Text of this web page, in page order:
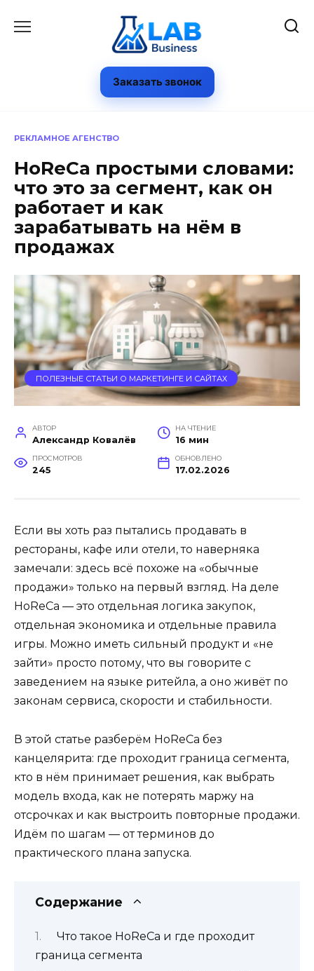
Заказать звонок
РЕКЛАМНОЕ АГЕНСТВО
HoReCa простыми словами:
что это за сегмент, как он
работает и как
зарабатывать на нём в
продажах
ПОЛЕЗНЫЕ СТАТЬИ О МАРКЕТИНГЕ И САЙТАХ
АВТОР
Александр Ковалёв
НА ЧТЕНИЕ
16 мин
ПРОСМОТРОВ
245
ОБНОВЛЕНО
17.02.2026
Если вы хоть раз пытались продавать в
рестораны, кафе или отели, то наверняка
замечали: здесь всё похоже на «обычные
продажи» только на первый взгляд. На деле
HoReCa — это отдельная логика закупок,
отдельная экономика и отдельные правила
игры. Можно иметь сильный продукт и «не
зайти» просто потому, что вы говорите с
заведением на языке ритейла, а оно живёт по
законам сервиса, скорости и стабильности.
В этой статье разберём HoReCa без
канцелярита: где проходит граница сегмента,
кто в нём принимает решения, как выбрать
модель входа, как не потерять маржу на
отсрочках и как выстроить повторные продажи.
Идём по шагам — от терминов до
практического плана запуска.
Содержание
Что такое HoReCa и где проходит
граница сегмента